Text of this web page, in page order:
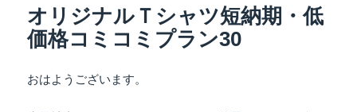
ー
オリジナルＴシャツ短納期・低
価格コミコミプラン30
おはようございます。